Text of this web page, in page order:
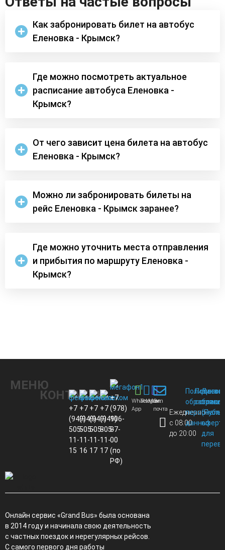
Как забронировать билет на автобус
Еленовка - Крымск?
Где можно посмотреть актуальное
расписание автобуса Еленовка -
Крымск?
От чего зависит цена билета на автобус
Еленовка - Крымск?
Можно ли забронировать билеты на
рейс Еленовка - Крымск заранее?
Где можно уточнить места отправления
и прибытия по маршруту Еленовка -
Крымск?
МЕНЮ
КОНТАКТЫ
+7
(949)
505-
11-
15
+7
(949)
505-
11-
16
+7
(949)
505-
11-
17
+7
(949)
805-
11-
17
+7
(978)
106-
87-
00
(по
РФ)
Whats
App
Telegram
MaxЭл.
почта Ежедневно
с 08:00
до 20:00
Политика
обработки
данных
для
Онлайн сервис «Grand Bus» была основана
в 2014 году и начинала свою деятельность
с частных поездок и нерегулярных рейсов.
С самого первого дня работы